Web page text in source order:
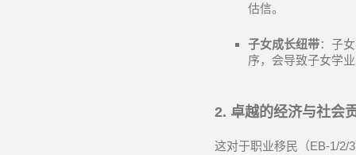
估信。
子女成长纽带：子
序，会导致子女学
2. 卓越的经济与社会
这对于职业移民（EB-1/2/3